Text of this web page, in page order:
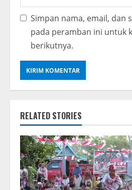
Simpan nama, email, dan
pada peramban ini untuk
berikutnya.
RELATED STORIES